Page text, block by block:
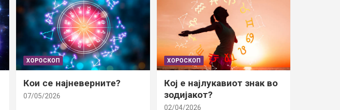
ХОРОСКОП
Кои се најневерните?
07/05/2026
ХОРОСКОП
Кој е најлукавиот знак во
зодијакот?
02/04/2026